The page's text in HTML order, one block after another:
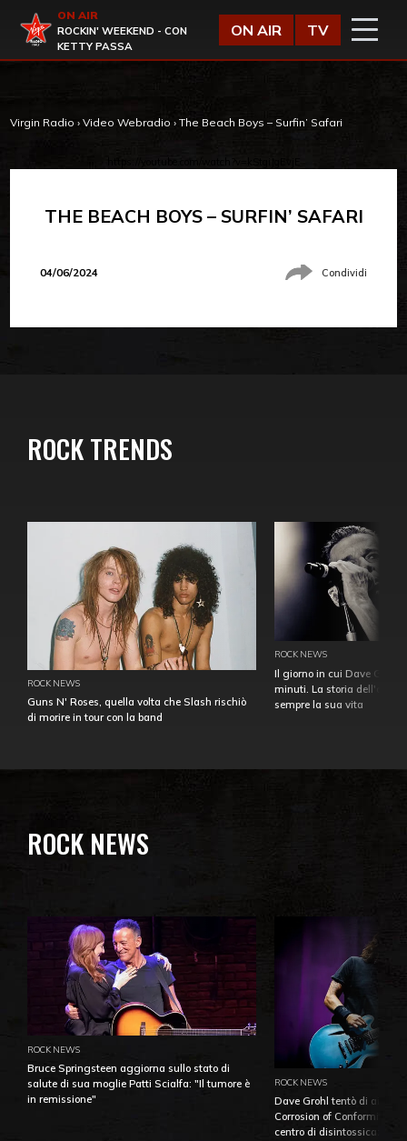
Virgin Radio
ON AIR
ROCKIN' WEEKEND - CON
KETTY PASSA
ON AIR TV
Virgin Radio › Video Webradio › The Beach Boys – Surfin’ Safari
THE BEACH BOYS – SURFIN’ SAFARI
04/06/2024 Condividi
ROCK TRENDS
ROCK NEWS
Guns N' Roses, quella volta che Slash rischiò
di morire in tour con la band
ROCK NEWS
Il giorno in cui Dave
minuti. La storia
sempre la sua vita
ROCK NEWS
ROCK NEWS
Bruce Springsteen aggiorna sullo stato di
salute di sua moglie Patti Scialfa: "Il tumore è
in remissione"
ROCK NEWS
Dave Grohl tentò di
Corrosion of Conformity
centro di